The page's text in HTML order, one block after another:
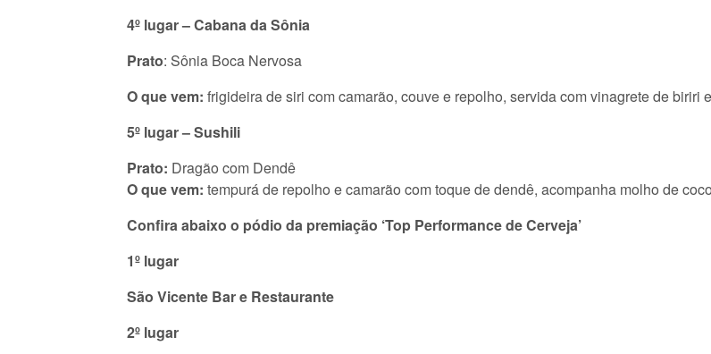
4º lugar – Cabana da Sônia
Prato: Sônia Boca Nervosa
O que vem: frigideira de siri com camarão, couve e repolho, servida com vinagrete de biriri
5º lugar – Sushili
Prato: Dragão com Dendê
O que vem: tempurá de repolho e camarão com toque de dendê, acompanha molho de
Confira abaixo o pódio da premiação ‘Top Performance de Cerveja’
1º lugar
São Vicente Bar e Restaurante
2º lugar